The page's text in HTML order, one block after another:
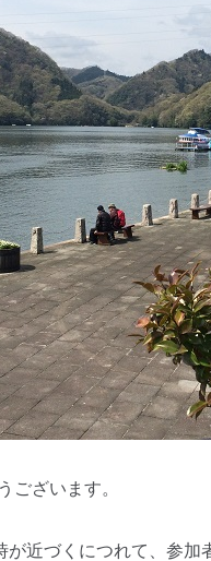
ございます。
が近づくにつれて、参加